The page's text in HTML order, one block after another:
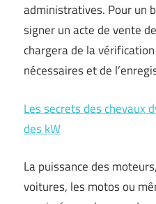
administratives. Pour un
signer un acte de vente
chargera de la
nécessaires et de
Les secrets des chevaux
des kW
La puissance des
voitures, les motos ou